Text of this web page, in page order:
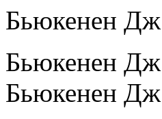
Бьюкенен
Бьюкенен
Бьюкенен